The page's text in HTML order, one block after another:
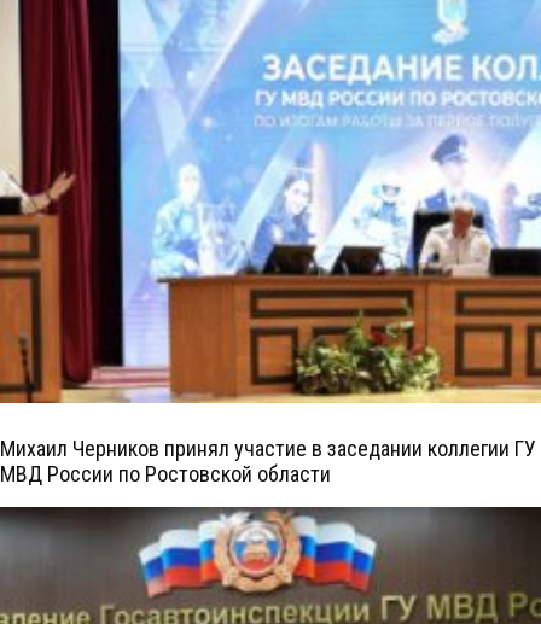
Михаил Черников принял участие в заседании коллегии ГУ
МВД России по Ростовской области